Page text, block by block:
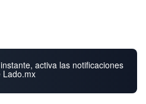
activa las notificaciones
Lado.mx